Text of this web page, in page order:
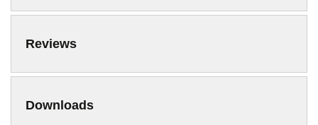
Reviews
Downloads